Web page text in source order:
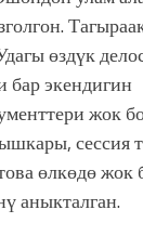
өздүк
бар экендигин
жок
сессия
өлкөдө жок
аныкталган.